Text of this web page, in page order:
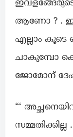
ആണോ ? .
എല്ലാം കൂടെ
ചാകുമ്പോ
ജോമോന്
“‘